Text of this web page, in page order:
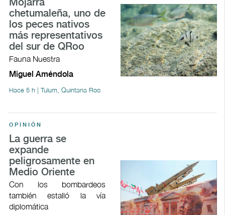
Mojarra
chetumaleña, uno de
los peces nativos
más representativos
del sur de QRoo
Fauna Nuestra
Miguel Améndola
Hace 5 h | Tulum, Quintana Roo
OPINIÓN
La guerra se
expande
peligrosamente en
Medio Oriente
Con los bombardeos
también estalló la vía
diplomática